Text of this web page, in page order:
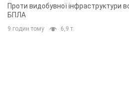
Проти видобувної інфраструктури
БПЛА
9 годин тому 6,9 т.